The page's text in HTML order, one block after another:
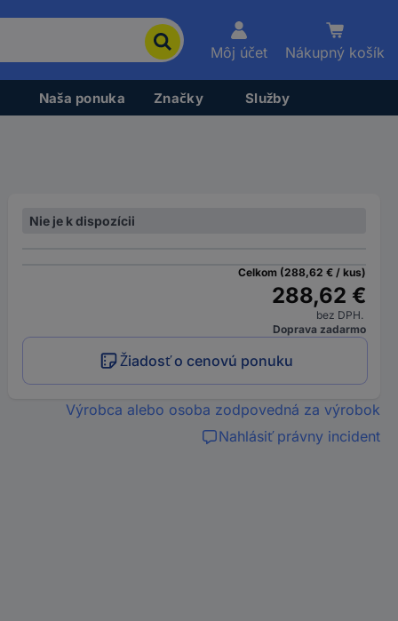
Môj účet Nákupný košík
Naša ponuka Značky Služby
Nie je k dispozícii
Celkom (288,62 € / kus)
288,62 €
bez DPH.
Doprava zadarmo
Žiadosť o cenovú ponuku
Výrobca alebo osoba zodpovedná za výrobok
Nahlásiť právny incident